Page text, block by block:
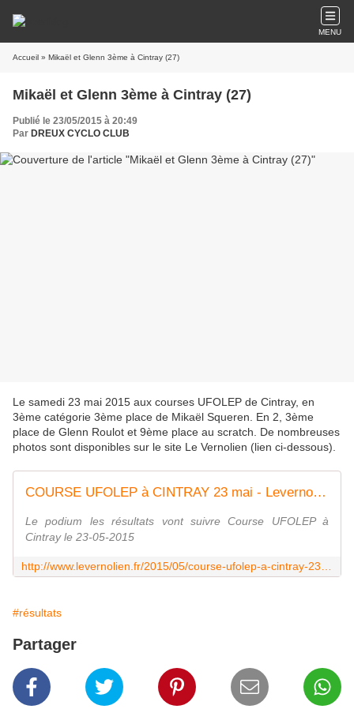
MENU
Accueil » Mikaël et Glenn 3ème à Cintray (27)
Mikaël et Glenn 3ème à Cintray (27)
Publié le 23/05/2015 à 20:49
Par DREUX CYCLO CLUB
Le samedi 23 mai 2015 aux courses UFOLEP de Cintray, en
3ème catégorie 3ème place de Mikaël Squeren. En 2, 3ème
place de Glenn Roulot et 9ème place au scratch. De nombreuses
photos sont disponibles sur le site Le Vernolien (lien ci-dessous).
COURSE UFOLEP à CINTRAY 23 mai - Levernolien
Le podium les résultats vont suivre Course UFOLEP à
Cintray le 23-05-2015
#résultats
Partager